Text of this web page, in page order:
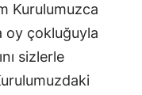
Kurulumuzca
oy çokluğuyla
sizlerle